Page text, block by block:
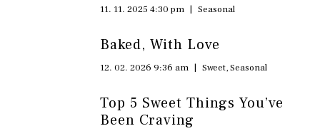
11. 11. 2025 4:30 pm | Seasonal
Baked, With Love
12. 02. 2026 9:36 am | Sweet,Seasonal
Top 5 Sweet Things You’ve
Been Craving